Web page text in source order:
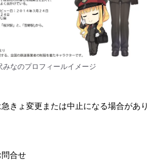
みなのプロフィールイメージ
きょ変更または中止になる場合があり
合せ